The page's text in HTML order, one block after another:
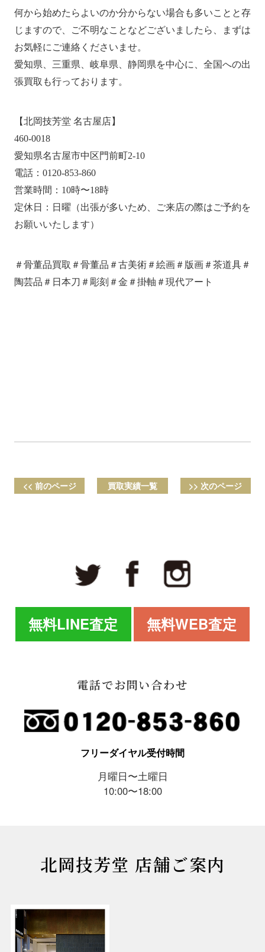
何から始めたらよいのか分からない場合も多いことと存
じますので、ご不明なことなどございましたら、まずは
お気軽にご連絡くださいませ。
愛知県、三重県、岐阜県、静岡県を中心に、全国への出
張買取も行っております。
【北岡技芳堂 名古屋店】
460-0018
愛知県名古屋市中区門前町2-10
電話：0120-853-860
営業時間：10時〜18時
定休日：日曜（出張が多いため、ご来店の際はご予約を
お願いいたします）
＃骨董品買取＃骨董品＃古美術＃絵画＃版画＃茶道具＃
陶芸品＃日本刀＃彫刻＃金＃掛軸＃現代アート
<< 前のページ 買取実績一覧 >> 次のページ
無料LINE査定 無料WEB査定
電話でお問い合わせ
フリーダイヤル受付時間
月曜日〜土曜日
10:00〜18:00
北岡技芳堂 店舗ご案内